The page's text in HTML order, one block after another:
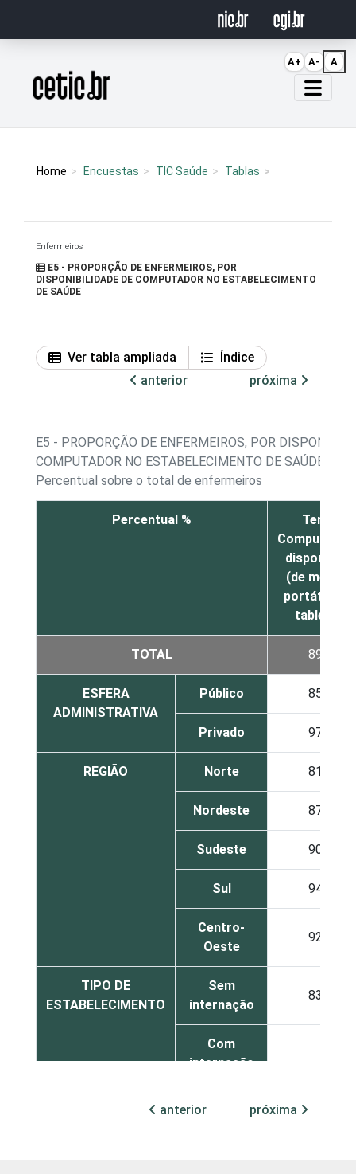
Página inicial
Home Encuestas TIC Saúde Tablas
Enfermeiros
E5 - PROPORÇÃO DE ENFERMEIROS, POR
DISPONIBILIDADE DE COMPUTADOR NO ESTABELECIMENTO
DE SAÚDE
Ver tabla ampliada
Índice
anterior
próxima
E5 - PROPORÇÃO DE ENFERMEIROS, POR
COMPUTADOR NO ESTABELECIMENTO DE SAÚDE
Percentual sobre o total de enfermeiros
Percentual %
Tem
Computador
disponível
(de mesa,
portátil ou
tablet)
TOTAL 89
ESFERA
ADMINISTRATIVA
Público 85
Privado 97
REGIÃO Norte 81
Nordeste 87
Sudeste 90
Sul 94
Centro-
Oeste
92
TIPO DE
ESTABELECIMENTO
Sem
internação
83
Com
internação
anterior próxima
A+ A- A